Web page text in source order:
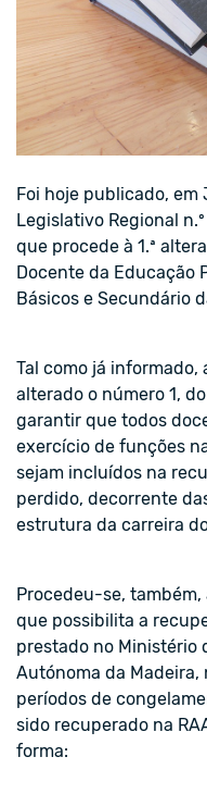
Foi hoje publicado, em
Legislativo Regional
que procede à 1.ª
Docente da Educação
Básicos e Secundário
Tal como já informado,
alterado o número 1,
garantir que todos
exercício de funções
sejam incluídos na
perdido, decorrente
estrutura da carreira
Procedeu-se,
que possibilita a
prestado no Ministério
Autónoma da Madeira,
períodos de
sido recuperado na
forma: